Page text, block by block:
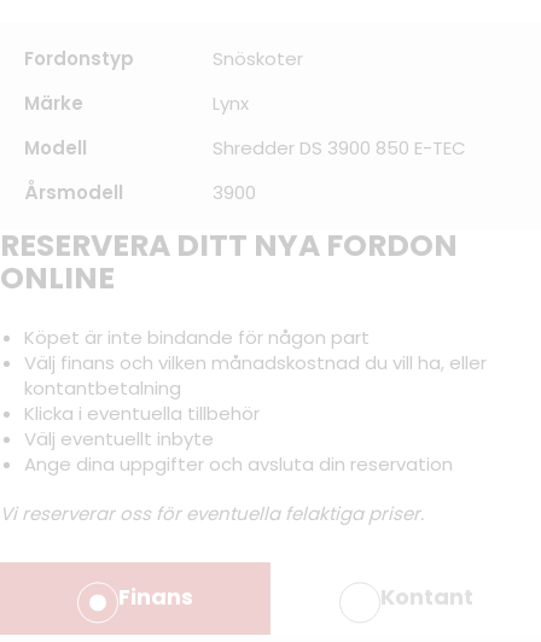
Fordonstyp
Snöskoter
Märke
Lynx
Modell
Shredder DS 3900 850 E-TEC
Årsmodell
3900
RESERVERA DITT NYA FORDON
ONLINE
Köpet är inte bindande för någon part
Välj finans och vilken månadskostnad du vill ha, eller
kontantbetalning
Klicka i eventuella tillbehör
Välj eventuellt inbyte
Ange dina uppgifter och avsluta din reservation
Vi reserverar oss för eventuella felaktiga priser.
Finans Kontant